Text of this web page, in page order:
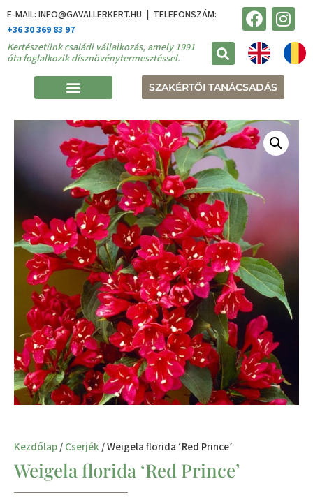
E-MAIL: INFO@GAVALLERKERT.HU | TELEFONSZÁM:
+36 30 369 83 97
Kertészetünk családi vállalkozás, amely 1991
óta foglalkozik dísznövénytermesztéssel.
SZAKÉRTŐI TANÁCSADÁS
Kezdőlap/Cserjék/ Weigela florida ‘Red Prince’
Weigela florida ‘Red Prince’